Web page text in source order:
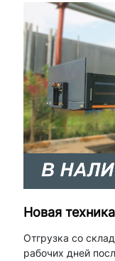
Новая
Отгрузка со
рабочих дней